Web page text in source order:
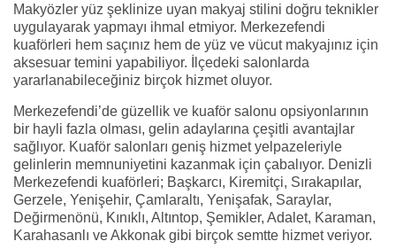
Makyözler yüz şeklinize uyan makyaj stilini doğru teknikler
uygulayarak yapmayı ihmal etmiyor. Merkezefendi
kuaförleri hem saçınız hem de yüz ve vücut makyajınız için
aksesuar temini yapabiliyor. İlçedeki salonlarda
yararlanabileceğiniz birçok hizmet oluyor.
Merkezefendi’de güzellik ve kuaför salonu opsiyonlarının
bir hayli fazla olması, gelin adaylarına çeşitli avantajlar
sağlıyor. Kuaför salonları geniş hizmet yelpazeleriyle
gelinlerin memnuniyetini kazanmak için çabalıyor. Denizli
Merkezefendi kuaförleri; Başkarcı, Kiremitçi, Sırakapılar,
Gerzele, Yenişehir, Çamlaraltı, Yenişafak, Saraylar,
Değirmenönü, Kınıklı, Altıntop, Şemikler, Adalet, Karaman,
Karahasanlı ve Akkonak gibi birçok semtte hizmet veriyor.